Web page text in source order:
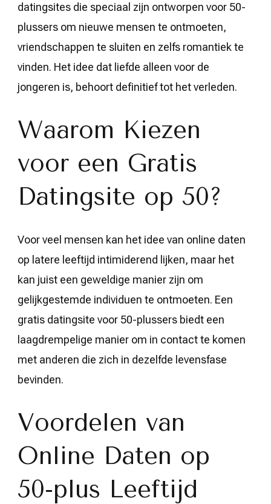
datingsites die speciaal zijn ontworpen voor 50-
plussers om nieuwe mensen te ontmoeten,
vriendschappen te sluiten en zelfs romantiek te
vinden. Het idee dat liefde alleen voor de
jongeren is, behoort definitief tot het verleden.
Waarom Kiezen
voor een Gratis
Datingsite op 50?
Voor veel mensen kan het idee van online daten
op latere leeftijd intimiderend lijken, maar het
kan juist een geweldige manier zijn om
gelijkgestemde individuen te ontmoeten. Een
gratis datingsite voor 50-plussers biedt een
laagdrempelige manier om in contact te komen
met anderen die zich in dezelfde levensfase
bevinden.
Voordelen van
Online Daten op
50-plus Leeftijd